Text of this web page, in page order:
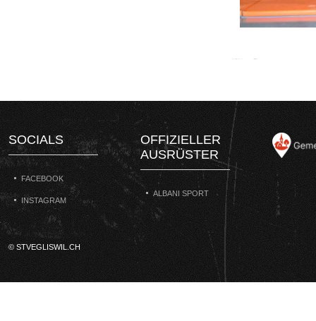
SOCIALS
FACEBOOK
INSTAGRAM
OFFIZIELLER
AUSRÜSTER
ALBANI SPORT
© STVEGLISWIL.CH